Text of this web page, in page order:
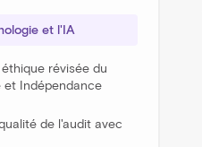
et l'IA
révisée du
et Indépendance
de l'audit avec